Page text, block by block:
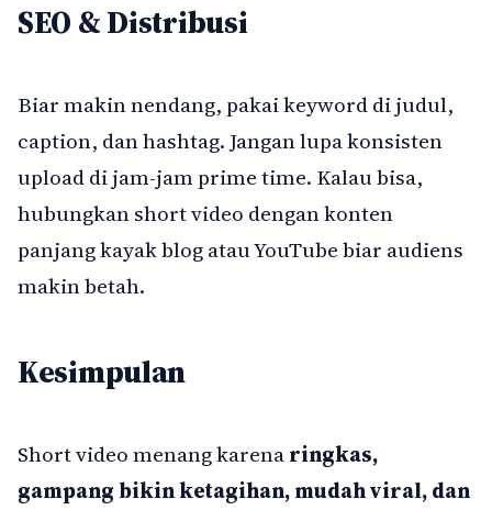
SEO & Distribusi
Biar makin nendang, pakai keyword di judul,
caption, dan hashtag. Jangan lupa konsisten
upload di jam-jam prime time. Kalau bisa,
hubungkan short video dengan konten
panjang kayak blog atau YouTube biar audiens
makin betah.
Kesimpulan
Short video menang karenaringkas,
gampang bikin ketagihan, mudah viral, dan